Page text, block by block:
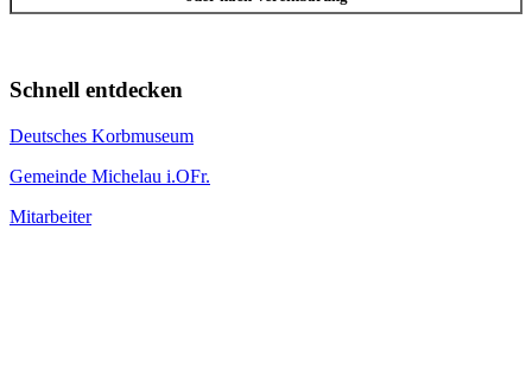
Schnell entdecken
Deutsches Korbmuseum
Gemeinde Michelau i.OFr.
Mitarbeiter